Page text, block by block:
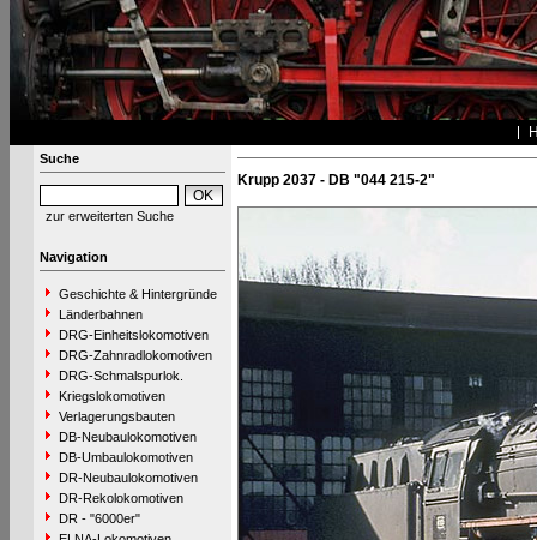
Suche
zur erweiterten Suche
Navigation
Geschichte & Hintergründe
Länderbahnen
DRG-Einheitslokomotiven
DRG-Zahnradlokomotiven
DRG-Schmalspurlok.
Kriegslokomotiven
Verlagerungsbauten
DB-Neubaulokomotiven
DB-Umbaulokomotiven
DR-Neubaulokomotiven
DR-Rekolokomotiven
DR - "6000er"
Krupp 2037 - DB "044 215-2"